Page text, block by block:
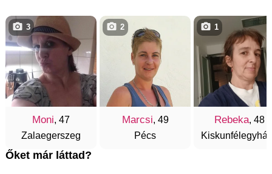
Moni, 47
Zalaegerszeg
3
Marcsi, 49
Pécs
2
Rebeka, 48
1
Őket már láttad?